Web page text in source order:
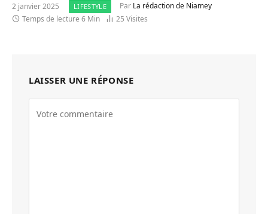
2 janvier 2025 LIFESTYLE Par La rédaction de Niamey
Temps de lecture 6 Min
25 Visites
LAISSER UNE RÉPONSE